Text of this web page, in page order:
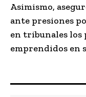
Asimismo,
ante presiones
en tribunales los
emprendidos en